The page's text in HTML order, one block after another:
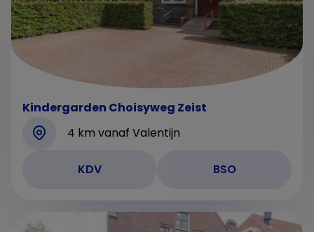
Kindergarden Choisyweg Zeist
4 km vanaf Valentijn
KDV BSO